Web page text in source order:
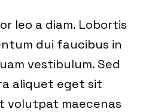
leo a diam. Lobortis
dui faucibus in
vestibulum. Sed
aliquet eget sit
volutpat maecenas